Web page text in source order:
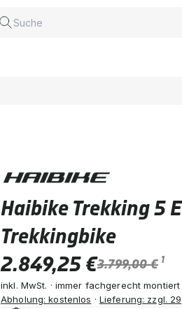
Haibike Trekking 5
Trekkingbike
2.849,25 €3.799,00 € 1
inkl. MwSt. · immer fachgerecht
Abholung: kostenlos · Lieferung: zzgl.